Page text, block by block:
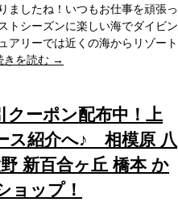
ましたね！いつもお仕事を頑張っ
トシーズンに楽しい海でダイビン
アリーでは近くの海からリゾート
きを読む →
クーポン配布中！上
ス紹介へ♪ 相模原 八
新百合ヶ丘 橋本 か
ョップ！